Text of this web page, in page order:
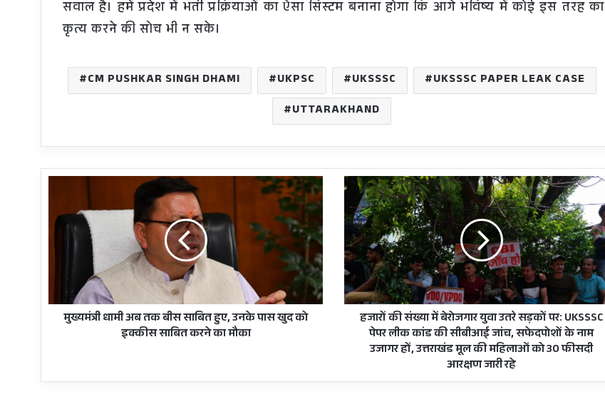
सवाल है। हमें प्रदेश में भर्ती प्रक्रियाओं का ऐसा सिस्टम बनाना होगा कि आगे भविष्य में कोई इस तरह का
कृत्य करने की सोच भी न सके।
CM PUSHKAR SINGH DHAMI UKPSC UKSSSC
UKSSSC PAPER LEAK CASE
UTTARAKHAND
अब
तक
साबित
उनके
पास
करने
मुख्यमंत्री धामी अब तक बीस साबित हुए, उनके पास खुद को
इक्कीस साबित करने का मौका
हजारों
संख्या
में
बेरोजगार
युवा
उतरे
सड़कों
पर:
UKSSSC
की
हजारों की संख्या में बेरोजगार युवा उतरे सड़कों पर: UKSSSC
पेपर लीक कांड की सीबीआई जांच, सफेदपोशों के नाम
उजागर हों, उत्तराखंड मूल की महिलाओं को 30 फीसदी
आरक्षण जारी रहे